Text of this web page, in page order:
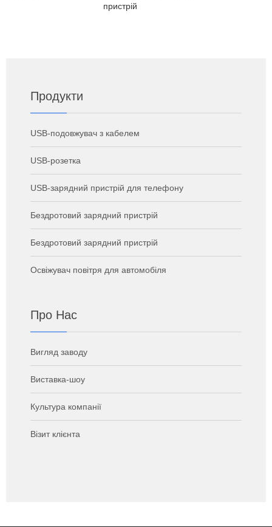
пристрій
Продукти
USB-подовжувач з кабелем
USB-розетка
USB-зарядний пристрій для телефону
Бездротовий зарядний пристрій
Бездротовий зарядний пристрій
Освіжувач повітря для автомобіля
Про Нас
Вигляд заводу
Виставка-шоу
Культура компанії
Візит клієнта